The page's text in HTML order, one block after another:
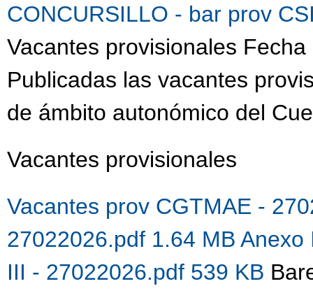
CONCURSILLO - bar prov
Vacantes provisionales
Publicadas las vacantes
de ámbito autonómico del
Vacantes provisionales
Vacantes prov CGTMAE -
27022026.pdf 1.64 MB Anexo
III - 27022026.pdf 539 KB